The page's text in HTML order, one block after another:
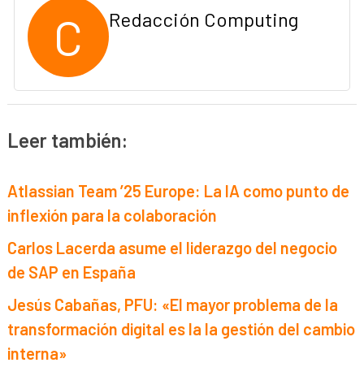
C Redacción Computing
Leer también:
Atlassian Team ’25 Europe: La IA como punto de
inflexión para la colaboración
Carlos Lacerda asume el liderazgo del negocio
de SAP en España
Jesús Cabañas, PFU: «El mayor problema de la
transformación digital es la la gestión del cambio
interna»